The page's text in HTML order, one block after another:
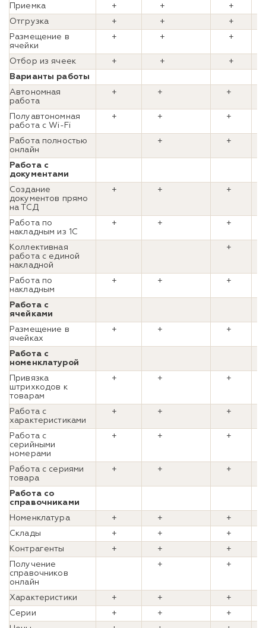
Приемка + + +
Отгрузка
+ + +
Размещение в
ячейки
+ + +
Отбор из ячеек + + +
Варианты работы
Автономная
работа
+ + +
Полуавтономная
работа с Wi-Fi
+ + +
Работа полностью
онлайн
+ +
Работа с
документами
Создание
документов прямо
на ТСД
+ + +
Работа по
накладным из 1С
+ + +
Коллективная
работа с единой
накладной
+
Работа по
накладным
+ + +
Работа с
ячейками
Размещение в
ячейках
+ + +
Работа с
номенклатурой
Привязка
штрихкодов к
товарам
+ + +
Работа с
характеристиками
+ + +
Работа с
серийными
номерами
+ + +
Работа с сериями
товара
+ + +
Работа со
справочниками
Номенклатура
+ + +
Склады
+ + +
Контрагенты
+ + +
Получение
справочников
онлайн
+ +
Характеристики + + +
Серии
+ + +